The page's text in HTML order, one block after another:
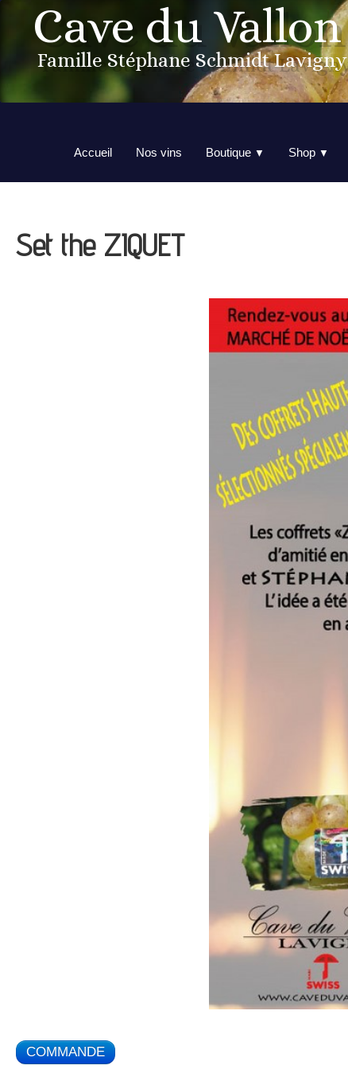
Cave du Vallon
Famille Stéphane Schmidt Lavigny
Accueil Nos vins Boutique ▼ Shop ▼
Set the ZIQUET
COMMANDE